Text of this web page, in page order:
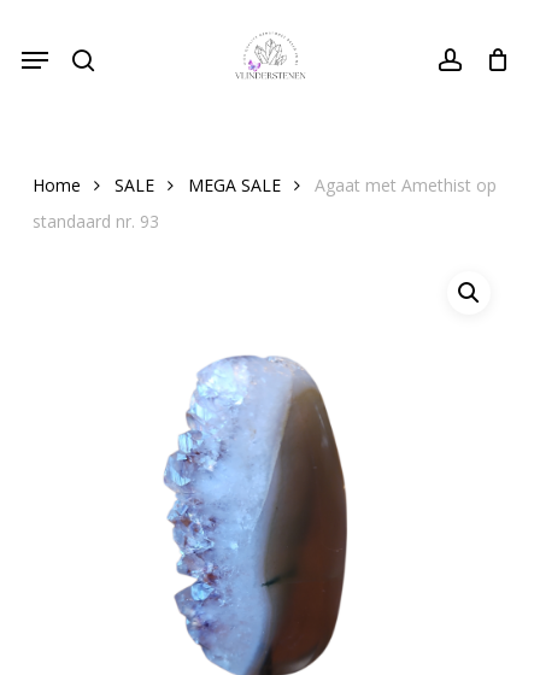
main
account
Menu Close
Cart
Home SALE MEGA SALE
Agaat met Amethist op
standaard nr. 93